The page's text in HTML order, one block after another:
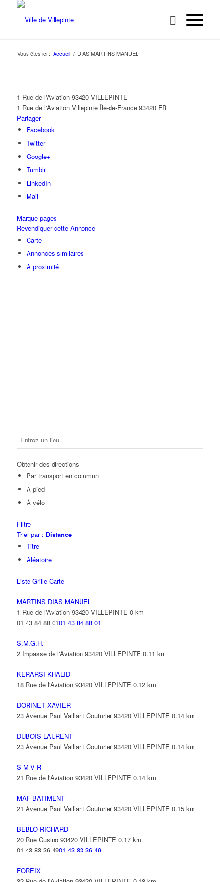
Vous êtes ici : Accueil / DIAS MARTINS MANUEL
1 Rue de l'Aviation 93420 VILLEPINTE
1 Rue de l'Aviation Villepinte Île-de-France 93420 FR
Partager
Facebook
Twitter
Google+
Tumblr
LinkedIn
Mail
Marque-pages
Revendiquer cette Annonce
Carte
Annonces similaires
A proximité
Obtenir des directions
Par transport en commun
A pied
À vélo
Filtre
Trier par : Distance
Titre
Aléatoire
Liste Grille Carte
MARTINS DIAS MANUEL
1 Rue de l'Aviation 93420 VILLEPINTE 0 km
01 43 84 88 0101 43 84 88 01
S.M.G.H.
2 Impasse de l'Aviation 93420 VILLEPINTE 0.11 km
KERARSI KHALID
18 Rue de l'Aviation 93420 VILLEPINTE 0.12 km
DORINET XAVIER
23 Avenue Paul Vaillant Couturier 93420 VILLEPINTE 0.14 km
DUBOIS LAURENT
23 Avenue Paul Vaillant Couturier 93420 VILLEPINTE 0.14 km
S M V R
21 Rue de l'Aviation 93420 VILLEPINTE 0.14 km
MAF BATIMENT
21 Avenue Paul Vaillant Couturier 93420 VILLEPINTE 0.15 km
BEBLO RICHARD
20 Rue Cusino 93420 VILLEPINTE 0.17 km
01 43 83 36 4901 43 83 36 49
FOREIX